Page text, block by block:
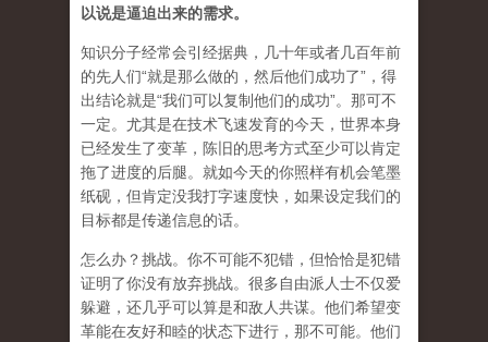
以说是逼迫出来的需求。
知识分子经常会引经据典，几十年或者几百年前
的先人们“就是那么做的，然后他们成功了”，得
出结论就是“我们可以复制他们的成功”。那可不
一定。尤其是在技术飞速发育的今天，世界本身
已经发生了变革，陈旧的思考方式至少可以肯定
拖了进度的后腿。就如今天的你照样有机会笔墨
纸砚，但肯定没我打字速度快，如果设定我们的
目标都是传递信息的话。
怎么办？挑战。你不可能不犯错，但恰恰是犯错
证明了你没有放弃挑战。很多自由派人士不仅爱
躲避，还几乎可以算是和敌人共谋。他们希望变
革能在友好和睦的状态下进行，那不可能。他们